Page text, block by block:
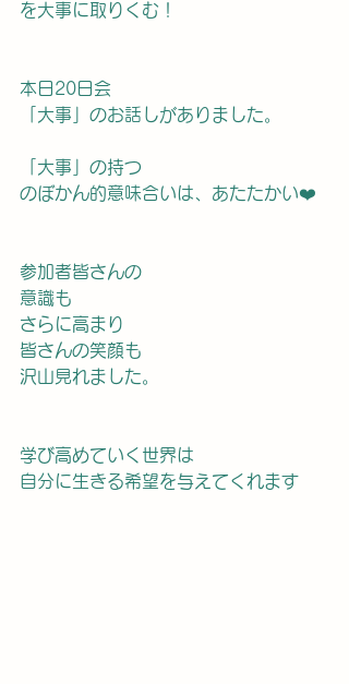
を大事に取りくむ！
本日20日会
「大事」のお話しがありました。
「大事」の持つ
のぼかん的意味合いは、あたたかい❤️
参加者皆さんの
意識も
さらに高まり
皆さんの笑顔も
沢山見れました。
学び高めていく世界は
自分に生きる希望を与えてくれます